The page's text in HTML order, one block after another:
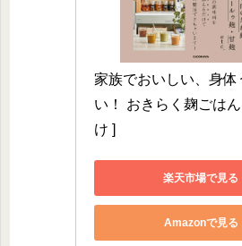
家族でおいしい、身体
い！ おきらく麹ごは
け ]
楽天市場で見る
Amazonで見る